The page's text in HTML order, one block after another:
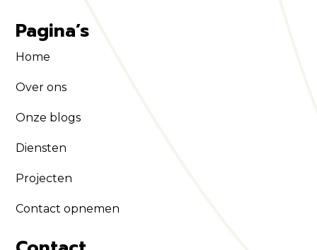
Pagina’s
Home
Over ons
Onze blogs
Diensten
Projecten
Contact opnemen